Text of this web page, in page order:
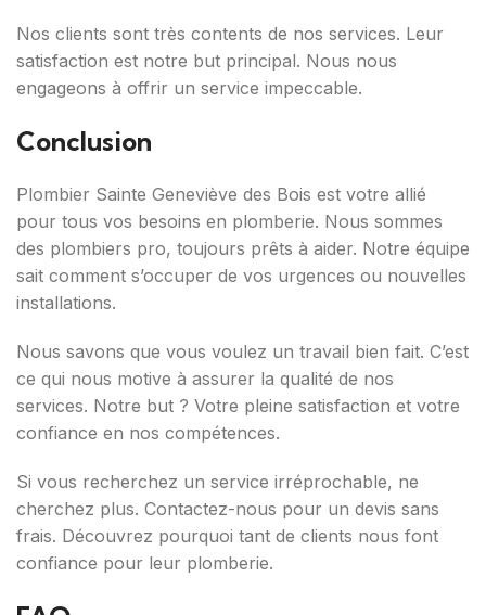
Nos clients sont très contents de nos services. Leur
satisfaction est notre but principal. Nous nous
engageons à offrir un service impeccable.
Conclusion
Plombier Sainte Geneviève des Bois est votre allié
pour tous vos besoins en plomberie. Nous sommes
des plombiers pro, toujours prêts à aider. Notre équipe
sait comment s’occuper de vos urgences ou nouvelles
installations.
Nous savons que vous voulez un travail bien fait. C’est
ce qui nous motive à assurer la qualité de nos
services. Notre but ? Votre pleine satisfaction et votre
confiance en nos compétences.
Si vous recherchez un service irréprochable, ne
cherchez plus. Contactez-nous pour un devis sans
frais. Découvrez pourquoi tant de clients nous font
confiance pour leur plomberie.